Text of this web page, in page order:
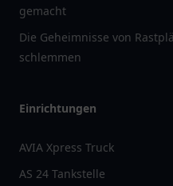
gemacht
Die Geheimnisse von
schlemmen
Einrichtungen
AVIA Xpress Truck
AS 24 Tankstelle